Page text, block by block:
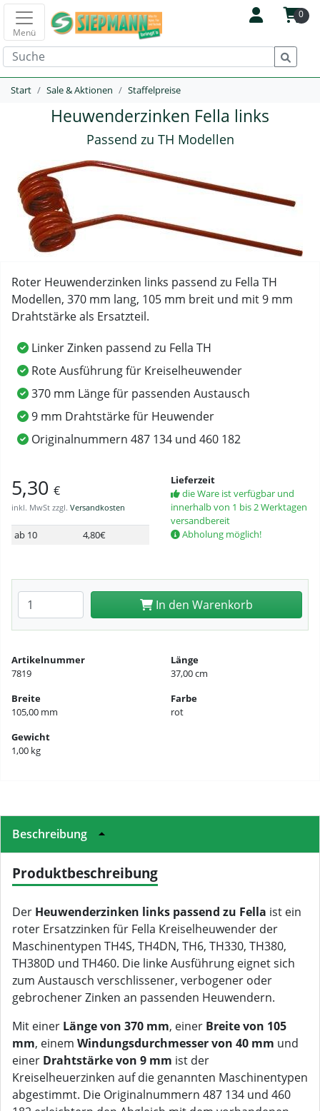
0
Menü
Start Sale & Aktionen Staffelpreise
Heuwenderzinken Fella links
Passend zu TH Modellen
Roter Heuwenderzinken links passend zu Fella TH
Modellen, 370 mm lang, 105 mm breit und mit 9 mm
Drahtstärke als Ersatzteil.
Linker Zinken passend zu Fella TH
Rote Ausführung für Kreiselheuwender
370 mm Länge für passenden Austausch
9 mm Drahtstärke für Heuwender
Originalnummern 487 134 und 460 182
5,30 €
inkl. MwSt zzgl. Versandkosten
ab 10 4,80€
Lieferzeit
die Ware ist verfügbar und
innerhalb von 1 bis 2 Werktagen
versandbereit
Abholung möglich!
Anzahl eingeben In den Warenkorb
Artikelnummer
7819
Länge
37,00 cm
Breite
105,00 mm
Farbe
rot
Gewicht
1,00 kg
Beschreibung
Produktbeschreibung
Der Heuwenderzinken links passend zu Fella ist ein
roter Ersatzzinken für Fella Kreiselheuwender der
Maschinentypen TH4S, TH4DN, TH6, TH330, TH380,
TH380D und TH460. Die linke Ausführung eignet sich
zum Austausch verschlissener, verbogener oder
gebrochener Zinken an passenden Heuwendern.
Mit einer Länge von 370 mm, einer Breite von 105
mm, einem Windungsdurchmesser von 40 mm und
einer Drahtstärke von 9 mm ist der
Kreiselheuerzinken auf die genannten Maschinentypen
abgestimmt. Die Originalnummern 487 134 und 460